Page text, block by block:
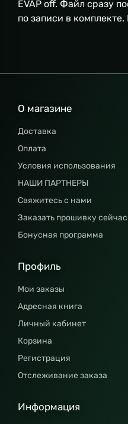
EVAP off. Файл сразу
по записи в
О магазине
Доставка
Оплата
Условия использования
НАШИ ПАРТНЕРЫ
Свяжитесь с нами
Заказать прошивку сейчас
Бонусная программа
Профиль
Мои заказы
Адресная книга
Личный кабинет
Корзина
Регистрация
Отслеживание заказа
Информация